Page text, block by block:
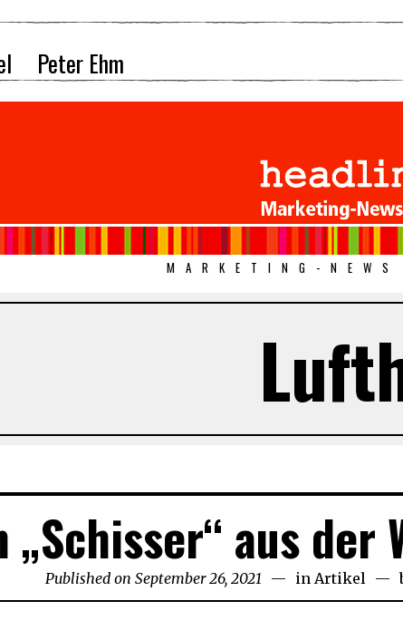
Peter Ehm
MARKETING-
„Schisser“ aus der
Published on September 26, 2021 September
26,
in Artikel